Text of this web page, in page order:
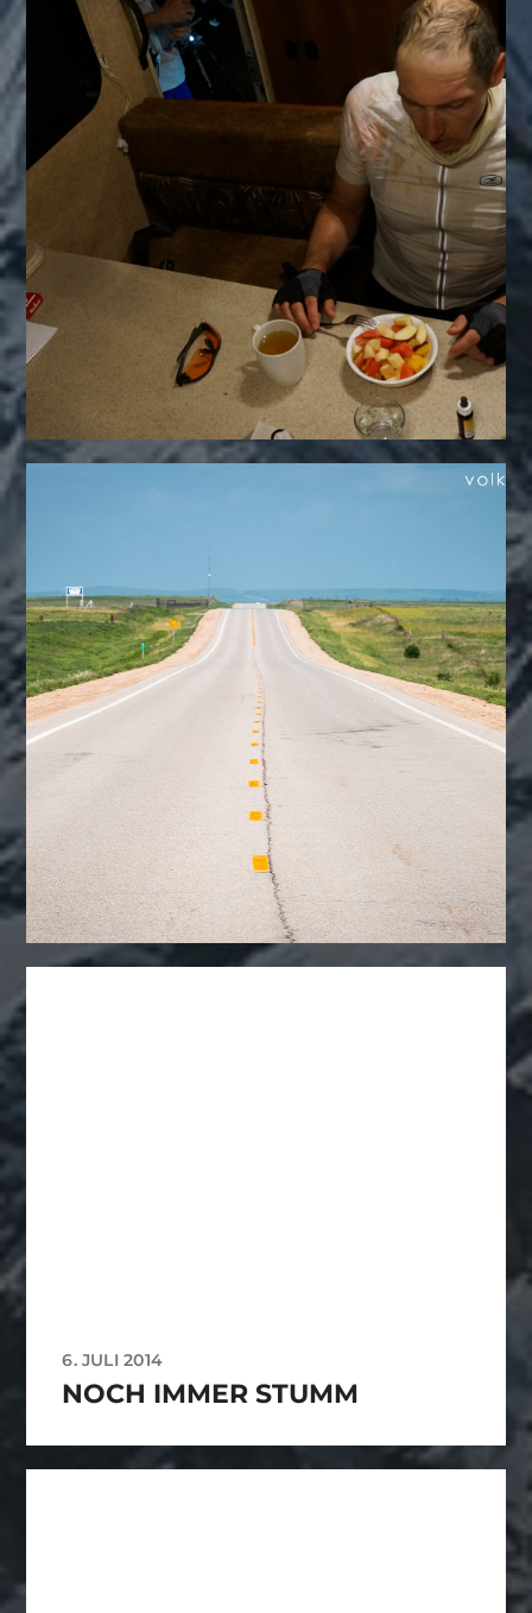
6. JULI 2014
NOCH IMMER STUMM